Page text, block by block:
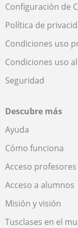
Configuración de
Política de
Condiciones uso
Condiciones uso
Seguridad
Descubre más
Ayuda
Cómo funciona
Acceso profesores
Acceso a alumnos
Misión y visión
Tusclases en el